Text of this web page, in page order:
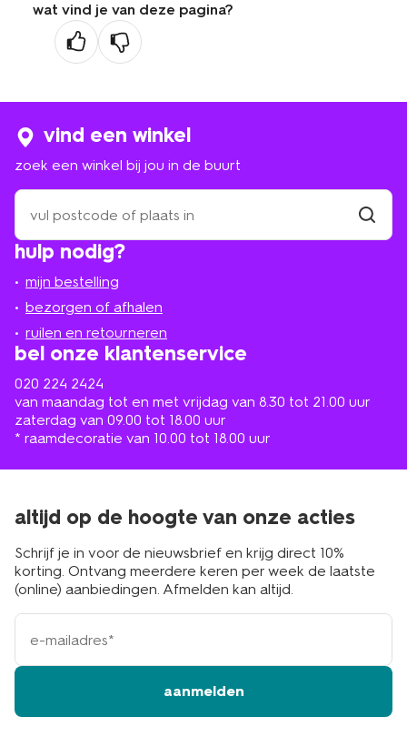
wat vind je van deze pagina?
hulp nodig?
mijn bestelling
bezorgen of afhalen
ruilen en retourneren
bel onze klantenservice
020 224 2424
van maandag tot en met vrijdag van 8.30 tot 21.00 uur
zaterdag van 09.00 tot 18.00 uur
* raamdecoratie van 10.00 tot 18.00 uur
vind een winkel
zoek een winkel bij jou in de buurt
zoek
een
winkel
bij
in
de
buurt
altijd op de hoogte van onze acties
Schrijf je in voor de nieuwsbrief en krijg direct 10%
korting. Ontvang meerdere keren per week de laatste
(online) aanbiedingen. Afmelden kan altijd.
e-
mailadres
aanmelden